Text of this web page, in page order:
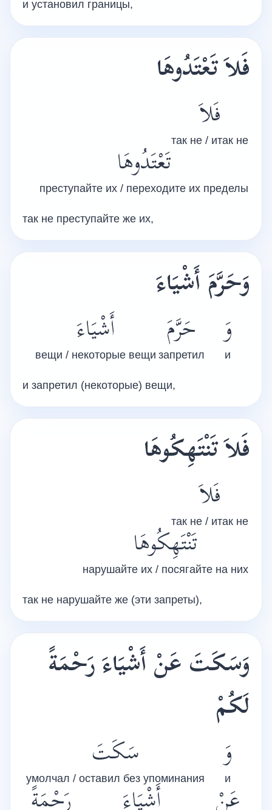
и установил границы,
فَلاَ تَعْتَدُوهَا
فَلاَ
так не / итак не
تَعْتَدُوهَا
преступайте их / переходите их пределы
так не преступайте же их,
وَحَرَّمَ أَشْيَاءَ
وَ
и
حَرَّمَ
запретил
أَشْيَاءَ
вещи / некоторые вещи
и запретил (некоторые) вещи,
فَلاَتَنْتَهِكُوهَا
فَلاَ
так не / итак не
تَنْتَهِكُوهَا
нарушайте их / посягайте на них
так не нарушайте же (эти запреты),
وَسَكَتَ عَنْ أَشْيَاءَ رَحْمَةً
لَكُمْ
وَ
и
سَكَتَ
умолчал / оставил без упоминания